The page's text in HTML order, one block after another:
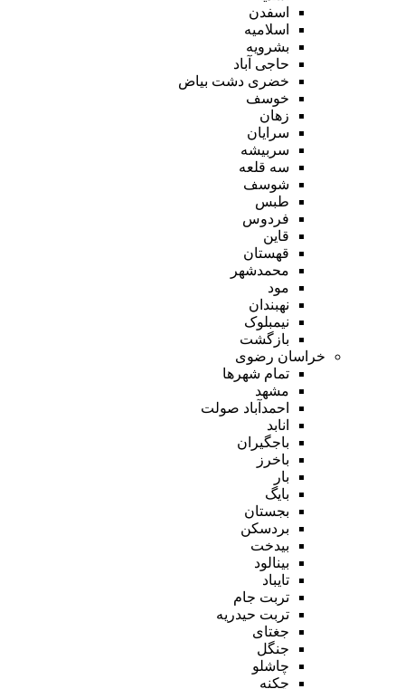
اسفدن
اسلامیه
بشرویه
حاجی آباد
خضری دشت بیاض
خوسف
زهان
سرایان
سربیشه
سه قلعه
شوسف
طبس
فردوس
قاین
قهستان
محمدشهر
مود
نهبندان
نیمبلوک
بازگشت
خراسان رضوی
تمام شهر‌ها
مشهد
احمدآباد صولت
انابد
باجگیران
باخرز
بار
بایگ
بجستان
بردسکن
بیدخت
بینالود
تایباد
تربت جام
تربت حیدریه
جغتای
جنگل
چاشلو
چکنه